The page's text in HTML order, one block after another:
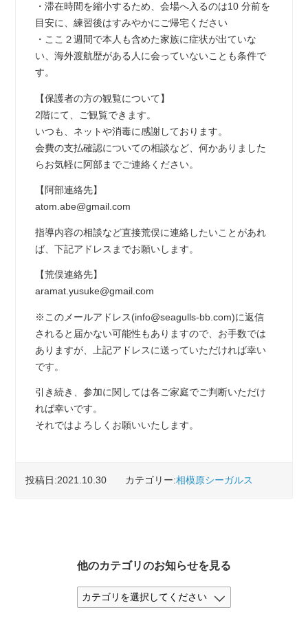
・滞在時間を縮小するため、会場へ入るのは10 分前を
目安に、練習後はすみやかにご帰宅ください
・ここ２週間で本人も含めた家族に症状が出ていな
い、海外渡航歴がある人に会っていないことも条件で
す。
【保護者の方の観覧について】
2階にて、ご観覧できます。
いつも、ネットや消毒に感謝しております。
会費の支払確認についての相談など、何かありました
らお気軽に阿部までご連絡ください。
【阿部連絡先】
atom.abe@gmail.com
指導内容の相談など直接荒俣に連絡したいことがあれ
ば、下記アドレスまでお願いします。
【荒俣連絡先】
aramat.yusuke@gmail.com
※このメールアドレス(info@seagulls-bb.com)に返信
されると届かない可能性もありますので、お手数では
ありますが、上記アドレスに送っていただければ幸い
です。
引き続き、参加に関しては各ご家庭でご判断いただけ
れば幸いです。
それではよろしくお願いいたします。
投稿日:2021.10.30 カテゴリー:相模原シーガルス
他のカテゴリのお知らせを見る